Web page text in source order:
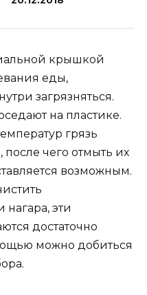
крышкой
еды,
загрязняться.
на пластике.
грязь
после чего отмыть их
возможным.
эти
достаточно
можно добиться